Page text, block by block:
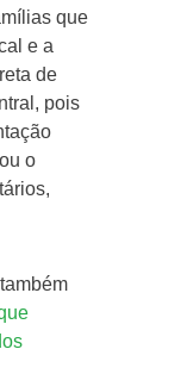
que
e a
de
pois
o